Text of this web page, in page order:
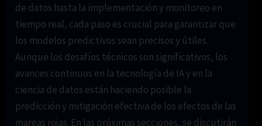
de datos hasta la implementación y monitoreo en
tiempo real, cada paso es crucial para garantizar que
los modelos predictivos sean precisos y útiles.
Aunque los desafíos técnicos son significativos, los
avances continuos en la tecnología de IA y en la
ciencia de datos están haciendo posible la
predicción y mitigación efectiva de los efectos de las
mareas rojas. En las próximas secciones, se discutirán